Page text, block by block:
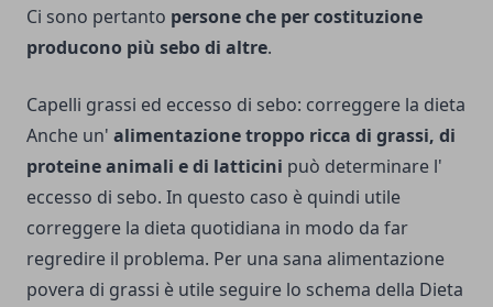
Ci sono pertanto persone che per costituzione
producono più sebo di altre.
Capelli grassi ed eccesso di sebo: correggere la dieta
Anche un' alimentazione troppo ricca di grassi, di
proteine animali e di latticini può determinare l'
eccesso di sebo. In questo caso è quindi utile
correggere la dieta quotidiana in modo da far
regredire il problema. Per una sana alimentazione
povera di grassi è utile seguire lo schema della Dieta